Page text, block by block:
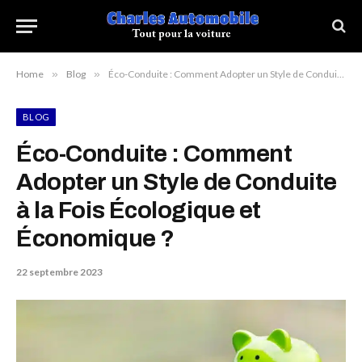
Home » Blog » Éco-Conduite : Comment Adopter un Style de Conduite à la Fois Écologique et Économique ?
BLOG
Éco-Conduite : Comment
Adopter un Style de Conduite
à la Fois Écologique et
Économique ?
22 septembre 2023